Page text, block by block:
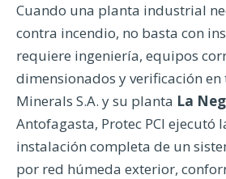
Cuando una planta industrial
contra incendio, no basta con
requiere ingeniería, equipos
dimensionados y verificación en
Minerals S.A. y su planta La
Antofagasta, Protec PCI ejecutó
instalación completa de un
por red húmeda exterior,